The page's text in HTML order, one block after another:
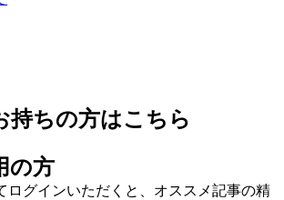
持ちの方はこちら
の方
ログインいただくと、オススメ記事の精